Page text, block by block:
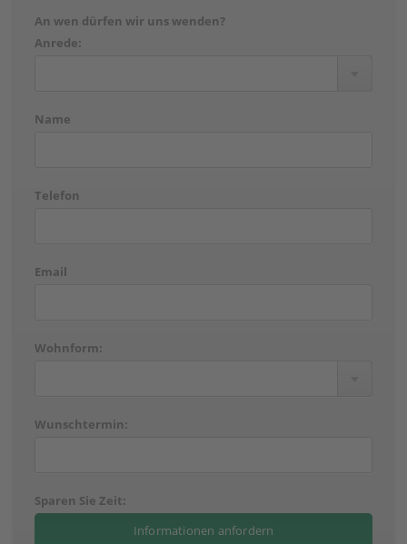
An wen dürfen wir uns wenden?
Anrede:
Name
Telefon
Email
Wohnform:
Wunschtermin:
Sparen Sie Zeit: